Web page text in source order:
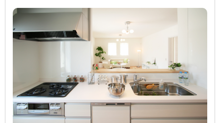
ご予約・お見積り・空き状況はこちら
[簡単] 設置判定シミュレーション